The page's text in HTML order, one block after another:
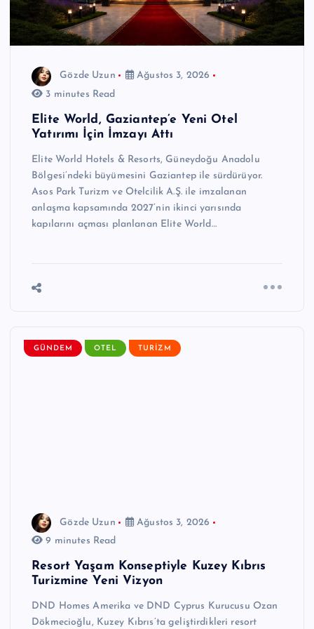
Gözde Uzun
Ağustos 3, 2026
3 minutes Read
Elite World, Gaziantep’e Yeni Otel
Yatırımı İçin İmzayı Attı
Elite World Hotels & Resorts, Güneydoğu Anadolu
Bölgesi’ndeki büyümesini Gaziantep ile sürdürüyor.
Asos Park Turizm ve Otelcilik A.Ş. ile imzalanan
anlaşma kapsamında 2027’nin ikinci yarısında
kapılarını açması planlanan Elite World…
GÜNDEM OTEL TURIZM
Gözde Uzun
Ağustos 3, 2026
9 minutes Read
Resort Yaşam Konseptiyle Kuzey Kıbrıs
Turizmine Yeni Vizyon
DND Homes Amerika ve DND Cyprus Kurucusu Ozan
Dökmecioğlu, Kuzey Kıbrıs’ta geliştirdikleri resort